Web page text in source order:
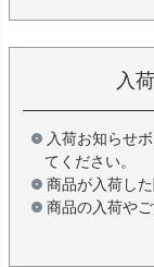
入
入荷お知らせ
てください。
商品が入荷し
商品の入荷や